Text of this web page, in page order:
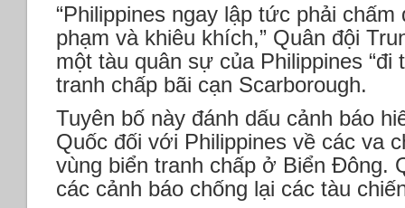
“Philippines ngay lập tức phải
phạm và khiêu khích,” Quân đội
một tàu quân sự của Philippines “đi
tranh chấp bãi cạn Scarborough.
Tuyên bố này đánh dấu cảnh báo
Quốc đối với Philippines về các va
vùng biển tranh chấp ở Biển Đông.
các cảnh báo chống lại các tàu